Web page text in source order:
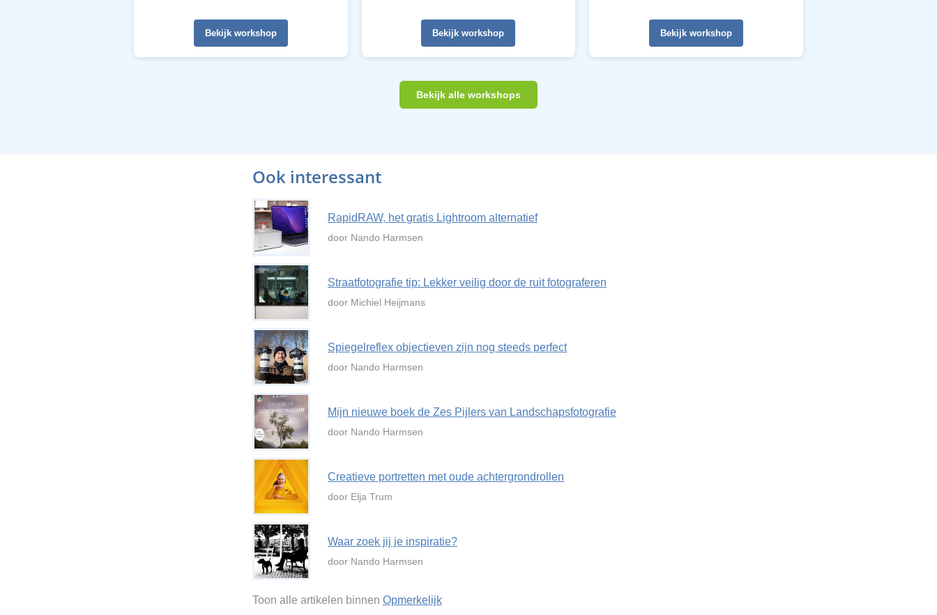
Bekijk workshop Bekijk workshop Bekijk workshop
Bekijk alle workshops
Ook interessant
RapidRAW, het gratis Lightroom alternatief
door Nando Harmsen
Straatfotografie tip: Lekker veilig door de ruit fotograferen
door Michiel Heijmans
Spiegelreflex objectieven zijn nog steeds perfect
door Nando Harmsen
Mijn nieuwe boek de Zes Pijlers van Landschapsfotografie
door Nando Harmsen
Creatieve portretten met oude achtergrondrollen
door Elja Trum
Waar zoek jij je inspiratie?
door Nando Harmsen
Toon alle artikelen binnen Opmerkelijk